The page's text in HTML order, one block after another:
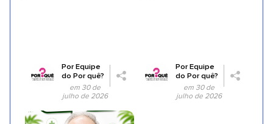
PorEquipe
do Por quê?
em 30 de
julho de 2026
PorEquipe
do Por quê?
em 30 de
julho de 2026